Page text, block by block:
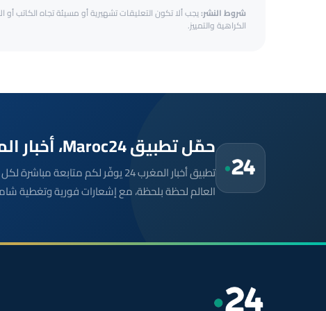
شروط النشر:يجب ألا تكون التعليقات تشهيرية أو مسيئة تجاه الكاتب
الكراهية والتمييز.
حمّل تطبيق Maroc24، أخبار المغرب تصلك أولاً
تطبيق أخبار المغرب 24 يوفّر لكم
العالم لحظة بلحظة، مع إشعارات فورية وتغطية